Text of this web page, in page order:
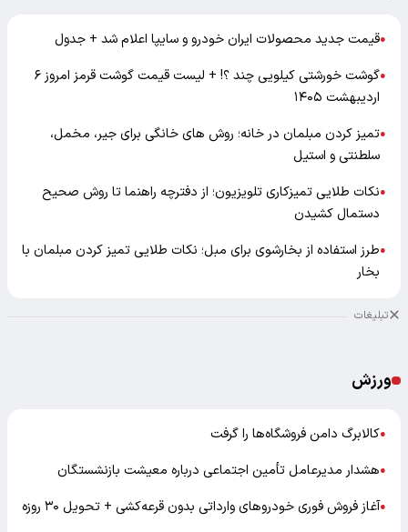
●قیمت جدید محصولات ایران خودرو و سایپا اعلام شد + جدول
●
گوشت خورشتی کیلویی چند ؟! + لیست قیمت گوشت قرمز امروز ۶
اردیبهشت ۱۴۰۵
●تمیز کردن مبلمان در خانه؛ روش های خانگی برای جیر، مخمل،
سلطنتی و استیل
●نکات طلایی تمیزکاری تلویزیون؛ از دفترچه راهنما تا روش صحیح
دستمال کشیدن
●طرز استفاده از بخارشوی برای مبل؛ نکات طلایی تمیز کردن مبلمان با
بخار
تبلیغات
ورزش
●کالابرگ دامن فروشگاه‌ها را گرفت
●هشدار مدیرعامل تأمین اجتماعی درباره معیشت بازنشستگان
●آغاز فروش فوری خودروهای وارداتی بدون قرعه‌کشی + تحویل ۳۰ روزه